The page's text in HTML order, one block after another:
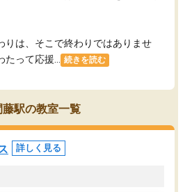
りは、そこで終わりではありませ
って応援...
続きを読む
藤駅の教室一覧
詳しく見る